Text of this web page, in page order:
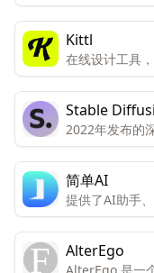
Kittl
在线设计工具
供多种设计模
编辑器特性：
级字体、无限
像生成器、AI
具：AI矢量化
景和SVG转换
Stable
2022年发布的
基于文本描述
的可能性。
简单AI
提供了AI助手
AlterEgo